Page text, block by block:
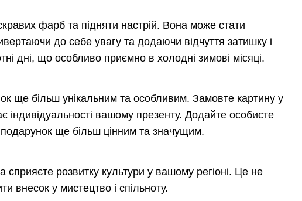
фарб та підняти настрій. Вона може стати
до себе увагу та додаючи відчуття затишку і
дні, що особливо приємно в холодні зимові місяці.
ще більш унікальним та особливим. Замовте картину у
індивідуальності вашому презенту. Додайте особисте
ще більш цінним та значущим.
розвитку культури у вашому регіоні. Це не
внесок у мистецтво і спільноту.